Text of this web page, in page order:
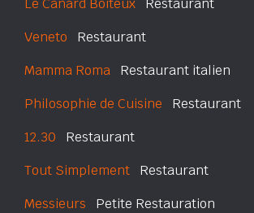
Le Canard Boiteux Restaurant
Veneto Restaurant
Mamma Roma Restaurant italien
Philosophie de Cuisine Restaurant
12.30 Restaurant
Tout Simplement Restaurant
Messieurs Petite Restauration